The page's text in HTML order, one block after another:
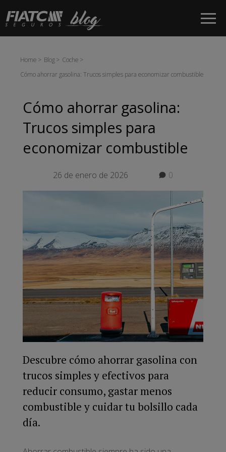
Saltar al contenido principal
Home Blog
Coche
Cómo ahorrar gasolina: Trucos simples para economizar combustible
Cómo ahorrar gasolina:
Trucos simples para
economizar combustible
26 de enero de 2026 0
Descubre cómo ahorrar gasolina con
trucos simples y efectivos para
reducir consumo, gastar menos
combustible y cuidar tu bolsillo cada
día.